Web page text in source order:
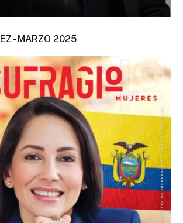
- MARZO 2025